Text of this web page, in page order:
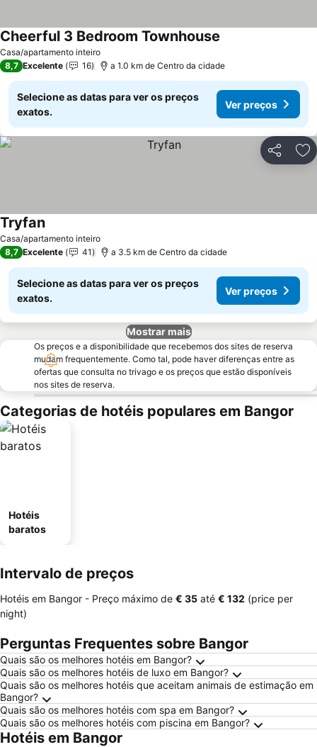
Casa/apartamento inteiro
Cheerful 3 Bedroom Townhouse
8,7 Excelente 16 a 1.0 km de Centro da cidade
Selecione as datas para ver os preços
exatos.
Ver preços
Partilhar
Casa/apartamento inteiro
TryfanVer preços
8,7 Excelente 41 a 3.5 km de Centro da cidade
Selecione as datas para ver os preços
exatos.
Ver preços
Mostrar mais
Os preços e a disponibilidade que recebemos dos sites de reserva
mudam frequentemente. Como tal, pode haver diferenças entre as
ofertas que consulta no trivago e os preços que estão disponíveis
nos sites de reserva.
Categorias de hotéis populares em Bangor
Hotéis
baratos
Intervalo de preços
Hotéis em Bangor - Preço máximo de ‎€ 35 até ‎€ 132 (price per
night)
Perguntas Frequentes sobre Bangor
Quais são os melhores hotéis em Bangor?
Quais são os melhores hotéis de luxo em Bangor?
Quais são os melhores hotéis que aceitam animais de estimação em
Bangor?
Quais são os melhores hotéis com spa em Bangor?
Quais são os melhores hotéis com piscina em Bangor?
Hotéis em Bangor